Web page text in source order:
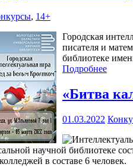
, 14+
Городская
писателя и
библиотеке
Подробнее
«Битва
01.03.2022
научной библиотеке
в составе 6 человек.